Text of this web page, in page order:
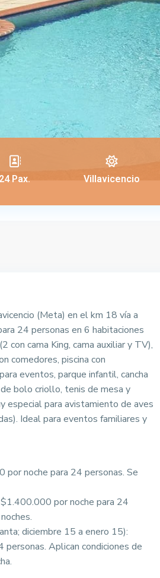
24 Pax. Villavicencio
(Meta) en el km 18 vía a
24 personas en 6 habitaciones
con cama King, cama auxiliar y TV),
comedores, piscina con
eventos, parque infantil, cancha
bolo criollo, tenis de mesa y
especial para avistamiento de aves
Ideal para eventos familiares y
por noche para 24 personas. Se
por noche para 24
diciembre 15 a enero 15):
Aplican condiciones de